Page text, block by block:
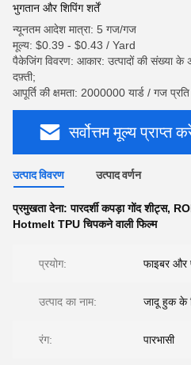
भुगतान और शिपिंग शर्तें
न्यूनतम आदेश मात्रा: 5 गज/गज
मूल्य: $0.39 - $0.43 / Yard
पैकेजिंग विवरण: आकार: उत्पादों की संख्या के
दफ़्ती;
आपूर्ति की क्षमता: 2000000 यार्ड / गज प्रति
सर्वोत्तम मूल्य प्राप्त
उत्पाद विवरण उत्पाद वर्णन
प्रमुखता देना:पारदर्शी कपड़ा गोंद शीट्स,
Hotmelt TPU चिपकने वाली फिल्म
प्रयोग: फाइबर और
उत्पाद का नाम: जादू हुक के
रंग: पारभासी